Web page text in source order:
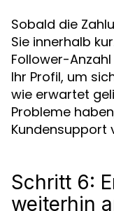
Sobald die
Sie innerhalb
Follower-
Ihr Profil, um
wie erwartet
Probleme
Kundensupport
Schritt 6:
weiterhin